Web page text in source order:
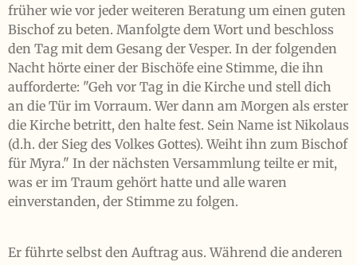
früher wie vor jeder weiteren Beratung um einen guten
Bischof zu beten. Manfolgte dem Wort und beschloss
den Tag mit dem Gesang der Vesper. In der folgenden
Nacht hörte einer der Bischöfe eine Stimme, die ihn
aufforderte: "Geh vor Tag in die Kirche und stell dich
an die Tür im Vorraum. Wer dann am Morgen als erster
die Kirche betritt, den halte fest. Sein Name ist Nikolaus
(d.h. der Sieg des Volkes Gottes). Weiht ihn zum Bischof
für Myra." In der nächsten Versammlung teilte er mit,
was er im Traum gehört hatte und alle waren
einverstanden, der Stimme zu folgen.
Er führte selbst den Auftrag aus. Während die anderen